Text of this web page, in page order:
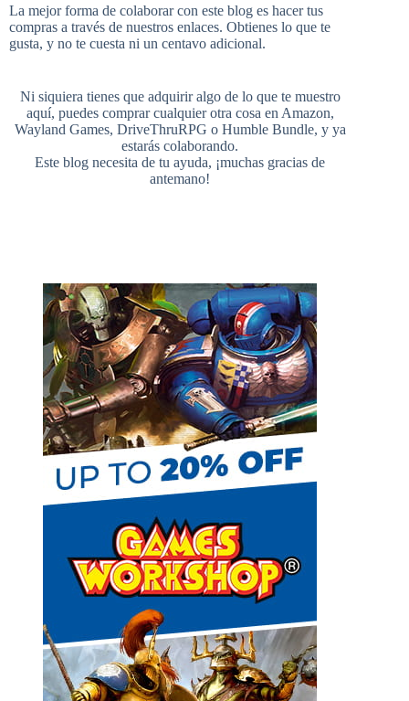
b
o
e
r
t
l
r
e
C
h
n
La mejor forma de colaborar con este blog es hacer tus
compras a través de nuestros enlaces. Obtienes lo que te
gusta, y no te cuesta ni un centavo adicional.
Ni siquiera tienes que adquirir algo de lo que te muestro
aquí, puedes comprar cualquier otra cosa en Amazon,
Wayland Games, DriveThruRPG o Humble Bundle, y ya
estarás colaborando.
Este blog necesita de tu ayuda, ¡muchas gracias de
antemano!